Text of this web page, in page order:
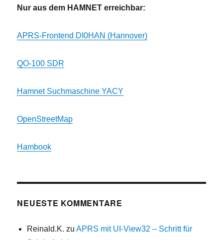
Nur aus dem HAMNET erreichbar:
APRS-Frontend DI0HAN (Hannover)
QO-100 SDR
Hamnet Suchmaschine YACY
OpenStreetMap
Hambook
NEUESTE KOMMENTARE
Reinald.K. zuAPRS mit UI-View32 – Schritt für